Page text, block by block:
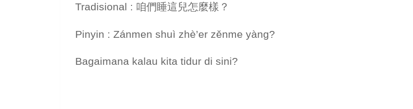
Tradisional : 咱們睡這兒怎麼樣？
Pinyin : Zánmen shuì zhè’er zěnme yàng?
Bagaimana kalau kita tidur di sini?